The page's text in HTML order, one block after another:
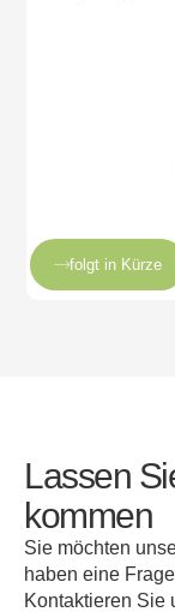
folgt in Kürze
Lassen
kommen
Sie möchten
haben eine
Kontaktieren Sie